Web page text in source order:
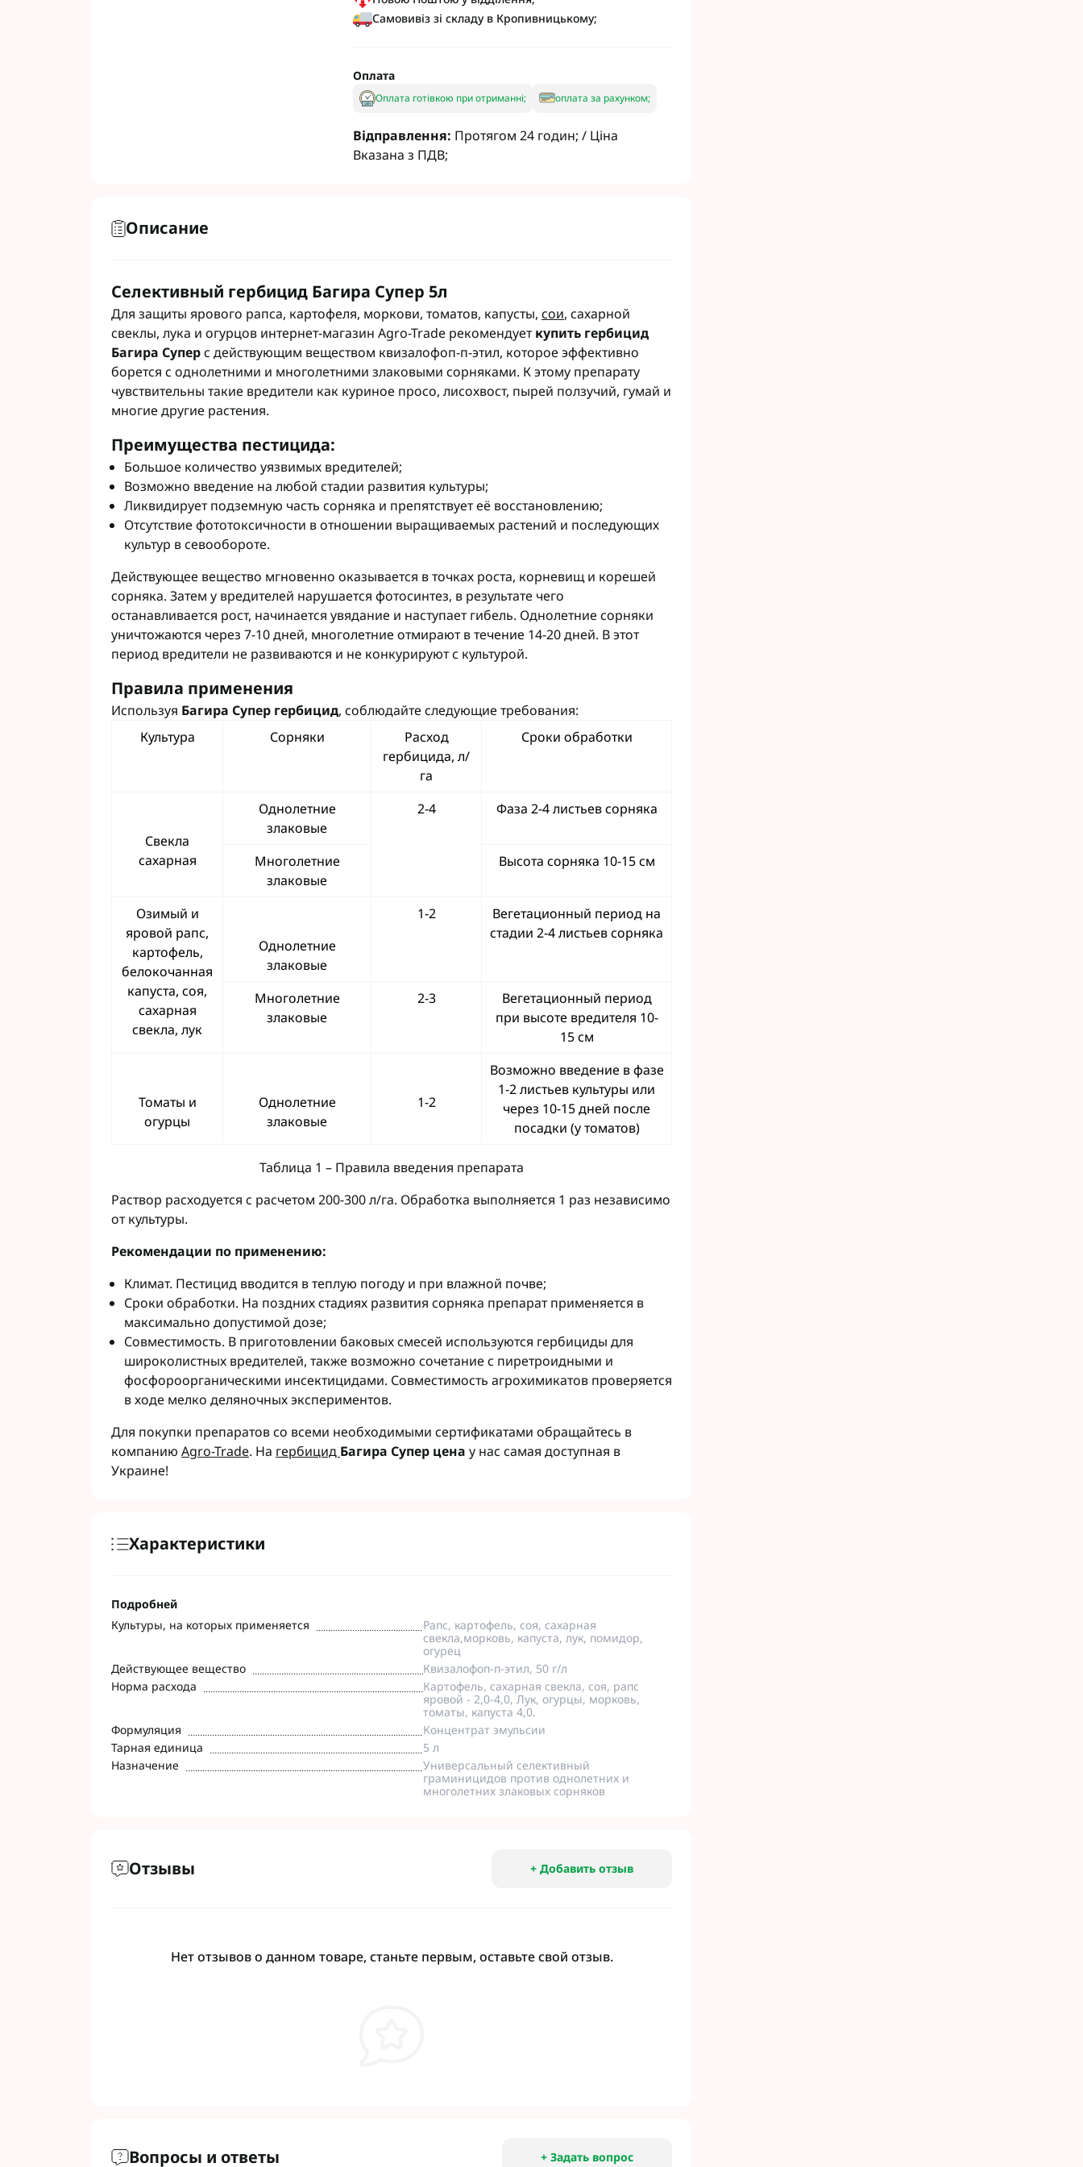
Семена рапса Кортева
Семена рапса Лембке
Гербициды Бест
Гербициды Укравит
Фунгициды Для Кукурузы
Фунгициды Для сои
Фунгициды для Зерновых
Фунгициды Для садов
Фунгициды Для свеклы
Контактные фунгициды
Системные фунгициды
Фунгициды АХТ
Фунгициды Corteva
Фунгициды Укравит
Фунгициды Химагромаркетинг
Фунгициды BASF
Фунгициды BAYER
Фунгициды FMC
Фунгициды Syngenta
Инокулянты для сои
Удобрения для Свеклы
Микроудобрения Life Force
Ukraine
Микроудобрения StimOrganic
Микроудобрения Humintech
Микроудобрения Укравит
Самовивіз зі складу в Кропивницькому;
Оплата
Оплата готівкою при отриманні; оплата за рахунком;
Відправлення: Протягом 24 годин; / Ціна
Вказана з ПДВ;
Описание
Селективный гербицид Багира Супер 5л
Для защиты ярового рапса, картофеля, моркови, томатов, капусты, сои, сахарной
свеклы, лука и огурцов интернет-магазин Agro-Trade рекомендуеткупить гербицид
Багира Суперс действующим веществом квизалофоп-п-этил, которое эффективно
борется с однолетними и многолетними злаковыми сорняками. К этому препарату
чувствительны такие вредители как куриное просо, лисохвост, пырей ползучий, гумай и
многие другие растения.
Преимущества пестицида:
Большое количество уязвимых вредителей;
Возможно введение на любой стадии развития культуры;
Ликвидирует подземную часть сорняка и препятствует её восстановлению;
Отсутствие фототоксичности в отношении выращиваемых растений и последующих
культур в севообороте.
Действующее вещество мгновенно оказывается в точках роста, корневищ и корешей
сорняка. Затем у вредителей нарушается фотосинтез, в результате чего
останавливается рост, начинается увядание и наступает гибель. Однолетние сорняки
уничтожаются через 7-10 дней, многолетние отмирают в течение 14-20 дней. В этот
период вредители не развиваются и не конкурируют с культурой.
Правила применения
Используя Багира Супер гербицид, соблюдайте следующие требования:
Культура
Сорняки
Расход
гербицида, л/
га
Сроки обработки
Свекла
сахарная
Однолетние
злаковые
2-4 Фаза 2-4 листьев сорняка
Многолетние
злаковые
Высота сорняка 10-15 см
Озимый и
яровой рапс,
картофель,
белокочанная
капуста, соя,
сахарная
свекла, лук
Однолетние
злаковые
1-2
Вегетационный период на
стадии 2-4 листьев сорняка
Многолетние
злаковые
2-3
Вегетационный период
при высоте вредителя 10-
15 см
Томаты и
огурцы
Однолетние
злаковые
1-2
Возможно введение в фазе
1-2 листьев культуры или
через 10-15 дней после
посадки (у томатов)
Таблица 1 – Правила введения препарата
Раствор расходуется с расчетом 200-300 л/га. Обработка выполняется 1 раз независимо
от культуры.
Рекомендации по применению:
Климат. Пестицид вводится в теплую погоду и при влажной почве;
Сроки обработки. На поздних стадиях развития сорняка препарат применяется в
максимально допустимой дозе;
Совместимость. В приготовлении баковых смесей используются гербициды для
широколистных вредителей, также возможно сочетание с пиретроидными и
фосфороорганическими инсектицидами. Совместимость агрохимикатов проверяется
в ходе мелко деляночных экспериментов.
Для покупки препаратов со всеми необходимыми сертификатами обращайтесь в
компанию Agro-Trade. На гербицид Багира Супер цена у нас самая доступная в
Украине!
Характеристики
Подробней
Культуры, на которых применяется
Рапс, картофель, соя, сахарная
свекла,морковь, капуста, лук, помидор,
огурец
Действующее вещество
Квизалофоп-п-этил, 50 г/л
Норма расхода
Картофель, сахарная свекла, соя, рапс
яровой - 2,0-4,0, Лук, огурцы, морковь,
томаты, капуста 4,0.
Формуляция
Концентрат эмульсии
Тарная единица
5 л
Назначение
Универсальный селективный
граминицидов против однолетних и
многолетних злаковых сорняков
Отзывы + Добавить отзыв
Нет отзывов о данном товаре, станьте первым, оставьте свой отзыв.
Вопросы и ответы + Задать вопрос